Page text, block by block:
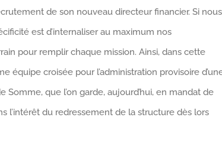
de son nouveau directeur financier. Si nous
est d’internaliser au maximum nos
pour remplir chaque mission. Ainsi, dans cette
équipe croisée pour l’administration provisoire
que l’on garde, aujourd’hui, en mandat de
l’intérêt du redressement de la structure dès lors